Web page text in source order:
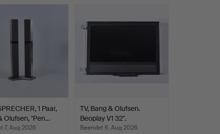
1 Paar,
Olufsen, "Pen…
7. Aug 2026
TV, Bang & Olufsen.
Beoplay V1 32".
Beendet 6. Aug 2026